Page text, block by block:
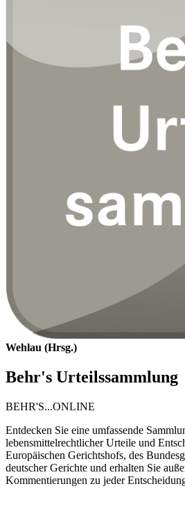
Wehlau (Hrsg.)
Behr's Urteilssammlung
BEHR'S...ONLINE
Entdecken Sie eine umfassende
lebensmittelrechtlicher Urteile und
Europäischen Gerichtshofs, des
deutscher Gerichte und erhalten Sie
Kommentierungen zu jeder